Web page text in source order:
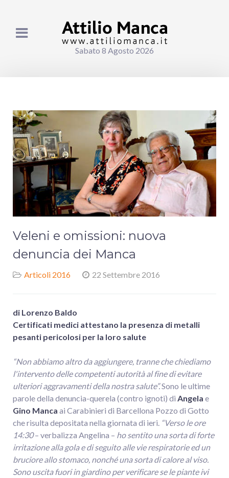
Sabato 8 Agosto 2026
Veleni e omissioni: nuova
denuncia dei Manca
Articoli 2016 22 Settembre 2016
di Lorenzo Baldo
Certificati medici attestano la presenza di metalli
pesanti pericolosi per la loro salute
“Non abbiamo altro da aggiungere, tranne che chiediamo
l'intervento delle competenti autorità al fine di evitare
ulteriori aggravamenti della nostra salute”.Sono le ultime
parole della denuncia-querela (contro ignoti) di Angela e
Gino Manca ai Carabinieri di Barcellona Pozzo di Gotto
che risulta depositata nella giornata di ieri. “Verso le ore
14:30– verbalizza Angelina – ho sentito una sorta di forte
irritazione alla gola e di seguito alle vie respiratorie ed un
bruciore allo stomaco, nonché una sorta di calore al viso.
Sono uscita fuori in giardino per verificare se le piante ivi